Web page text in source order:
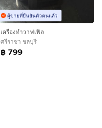
ผู้ขายที่ยืนยันตัวตนแล้ว
เครื่องทำวาฟเฟิล
ศรีราชา ชลบุรี
฿ 799